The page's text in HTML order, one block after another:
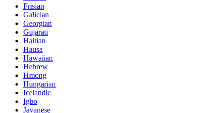
Frisian
Galician
Georgian
Gujarati
Haitian
Hausa
Hawaiian
Hebrew
Hmong
Hungarian
Icelandic
Igbo
Javanese